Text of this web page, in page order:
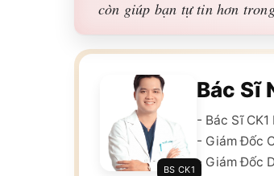
còn giúp bạn tự tin hơn
BS CK1
Bác Sĩ
- Bác Sĩ
- Giám Đốc
- Giám Đốc